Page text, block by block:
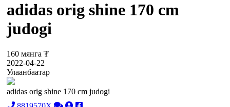
adidas orig shine 170 cm
judogi
160 мянга ₮
2022-04-22
Улаанбаатар
adidas orig shine 170 cm judogi